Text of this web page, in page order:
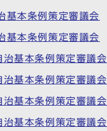
本条例策定審議会
本条例策定審議会
基本条例策定審議会
基本条例策定審議会
基本条例策定審議会
基本条例策定審議会